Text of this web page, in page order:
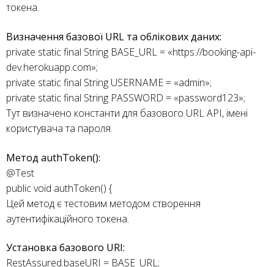
токена.
Визначення базової URL та облікових даних:
private static final String BASE_URL = «https://booking-api-
dev.herokuapp.com»;
private static final String USERNAME = «admin»;
private static final String PASSWORD = «password123»;
Тут визначено константи для базового URL API, імені
користувача та пароля.
Метод authToken():
@Test
public void authToken() {
Цей метод є тестовим методом створення
аутентифікаційного токена.
Установка базового URI:
RestAssured.baseURI = BASE_URL;